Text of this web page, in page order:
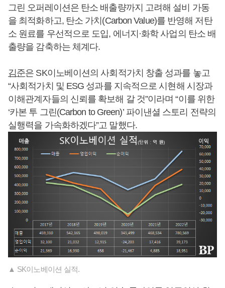
그린 오퍼레이션은 탄소 배출량까지 고려해 설비 가동
을 최적화하고, 탄소 가치(Carbon Value)를 반영해 저탄
소 원료를 우선적으로 도입, 에너지·화학 사업의 탄소 배
출량을 감축하는 체계다.
김준은 SK이노베이션의 사회적가치 창출 성과를 놓고
“사회적가치 및 ESG 성과를 지속적으로 시현해 시장과
이해관계자들의 신뢰를 확보해 갈 것”이라며 “이를 위한
‘카본 투 그린(Carbon to Green)’ 파이낸셜 스토리 전략의
실행력을 가속화하겠다”고 말했다.
▲ SK이노베이션 실적.